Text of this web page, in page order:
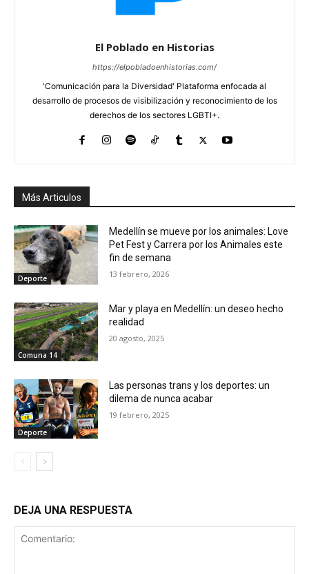
El Poblado en Historias
https://elpobladoenhistorias.com/
'Comunicación para la Diversidad' Plataforma enfocada al
desarrollo de procesos de visibilización y reconocimiento de los
derechos de los sectores LGBTI+.
Más Articulos
Deporte
Medellín se mueve por los animales: Love
Pet Fest y Carrera por los Animales este
fin de semana
13 febrero, 2026
Comuna 14
Mar y playa en Medellín: un deseo hecho
realidad
20 agosto, 2025
Deporte
Las personas trans y los deportes: un
dilema de nunca acabar
19 febrero, 2025
DEJA UNA RESPUESTA